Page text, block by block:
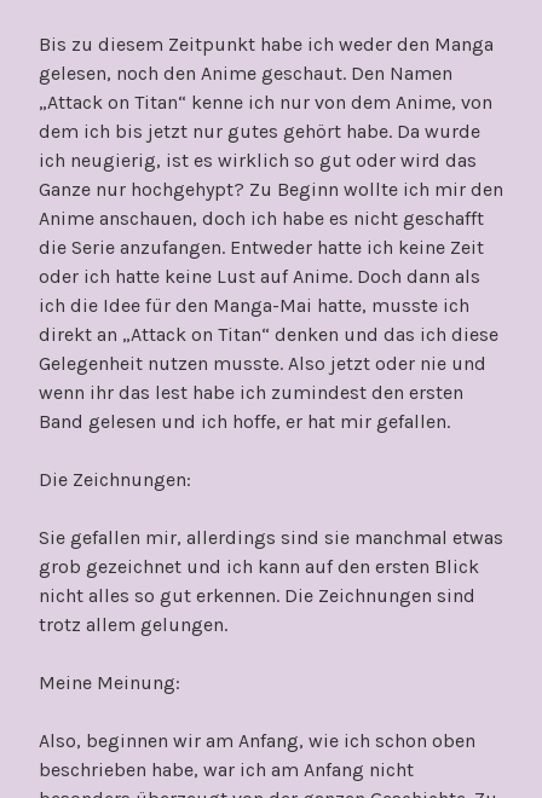
Bis zu diesem Zeitpunkt habe ich weder den Manga
gelesen, noch den Anime geschaut. Den Namen
„Attack on Titan“ kenne ich nur von dem Anime, von
dem ich bis jetzt nur gutes gehört habe. Da wurde
ich neugierig, ist es wirklich so gut oder wird das
Ganze nur hochgehypt? Zu Beginn wollte ich mir den
Anime anschauen, doch ich habe es nicht geschafft
die Serie anzufangen. Entweder hatte ich keine Zeit
oder ich hatte keine Lust auf Anime. Doch dann als
ich die Idee für den Manga-Mai hatte, musste ich
direkt an „Attack on Titan“ denken und das ich diese
Gelegenheit nutzen musste. Also jetzt oder nie und
wenn ihr das lest habe ich zumindest den ersten
Band gelesen und ich hoffe, er hat mir gefallen.
Die Zeichnungen:
Sie gefallen mir, allerdings sind sie manchmal etwas
grob gezeichnet und ich kann auf den ersten Blick
nicht alles so gut erkennen. Die Zeichnungen sind
trotz allem gelungen.
Meine Meinung:
Also, beginnen wir am Anfang, wie ich schon oben
beschrieben habe, war ich am Anfang nicht